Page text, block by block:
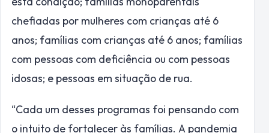
chefiadas por mulheres com crianças até 6
anos; famílias com crianças até 6 anos; famílias
com pessoas com deficiência ou com pessoas
idosas; e pessoas em situação de rua.
“Cada um desses programas foi pensando com
o intuito de fortalecer às famílias. A pandemia